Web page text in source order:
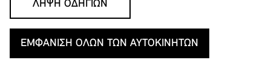
ΛΉΨΗ ΟΔΗΓΙΏΝ
ΕΜΦΆΝΙΣΗ ΌΛΩΝ ΤΩΝ ΑΥΤΟΚΙΝΉΤΩΝ